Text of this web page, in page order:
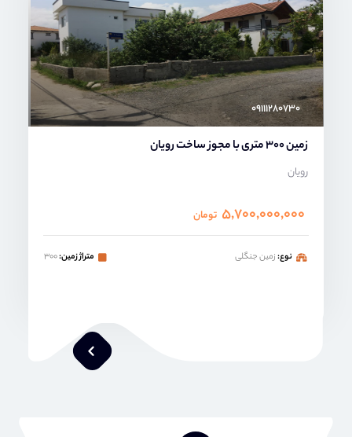
۰۹۱۱۱۲۸۰۷۳۰
زمین 300 متری با مجوز ساخت رویان
رویان
۵,۷۰۰,۰۰۰,۰۰۰ تومان
نوع:زمین جنگلی متراژ زمین:۳۰۰